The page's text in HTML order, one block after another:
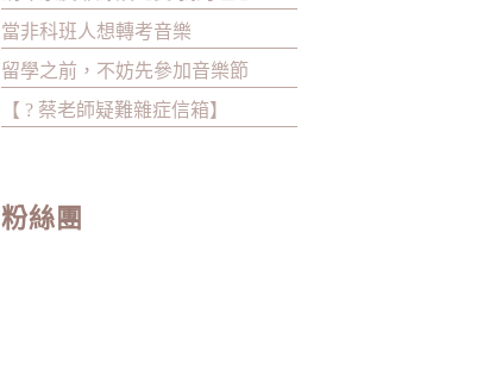
當非科班人想轉考音樂
留學之前，不妨先參加音樂節
【 ? 蔡老師疑難雜症信箱】
粉絲團